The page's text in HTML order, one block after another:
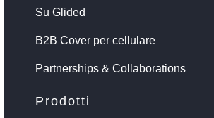
Su Glided
B2B Cover per cellulare
Partnerships & Collaborations
Prodotti